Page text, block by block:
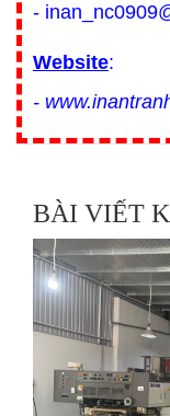
-
Website
-
BÀI VIẾT